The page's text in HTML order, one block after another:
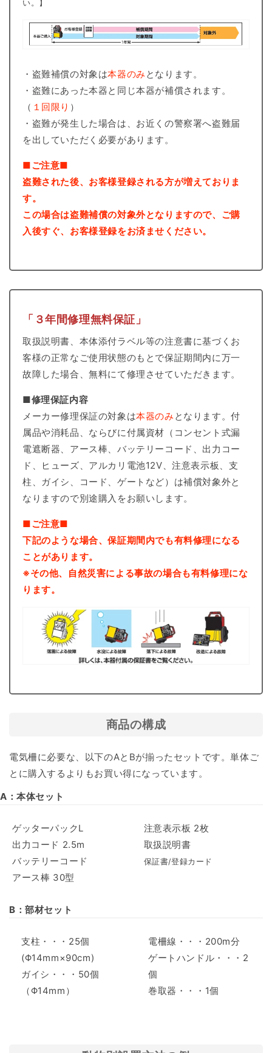
い。】
・盗難補償の対象は本器のみ となります。
・盗難にあった本器と同じ本器が補償されます。
（ １回限り ）
・盗難が発生した場合は、お近くの警察署へ盗難届
を出していただく必要があります。
■ご注意■
盗難された後、お客様登録される方が増えておりま
す。
この場合は盗難補償の対象外となりますので、ご購
入後すぐ、お客様登録をお済ませください。
「３年間修理無料保証」
取扱説明書、本体添付ラベル等の注意書に基づくお
客様の正常なご使用状態のもとで保証期間内に万一
故障した場合、無料にて修理させていただきます。
■修理保証内容
メーカー修理保証の対象は本器のみ となります。付
属品や消耗品、ならびに付属資材（コンセント式漏
電遮断器、アース棒、バッテリーコード、出力コー
ド、ヒューズ、アルカリ電池12V、注意表示板、支
柱、ガイシ、コード、ゲートなど）は補償対象外と
なりますので別途購入をお願いします。
■ご注意■
下記のような場合、保証期間内でも有料修理になる
ことがあります。
※その他、自然災害による事故の場合も有料修理にな
ります。
商品の構成
電気柵に必要な、以下のAとBが揃ったセットです。単体ご
とに購入するよりもお買い得になっています。
A：本体セット
ゲッターパックL
出力コード 2.5m
バッテリーコード
アース棒 30型
注意表示板 2枚
取扱説明書
保証書/登録カード
B：部材セット
支柱・・・25個
(Φ14mm×90cm)
ガイシ・・・50個
（Φ14mm）
電柵線・・・200m分
ゲートハンドル・・・2
個
巻取器・・・1個